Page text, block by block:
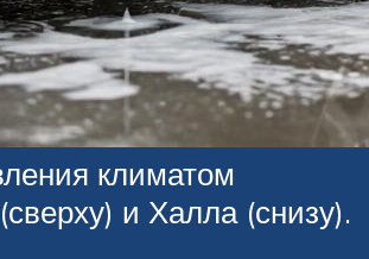
климатом
и Халла (снизу).